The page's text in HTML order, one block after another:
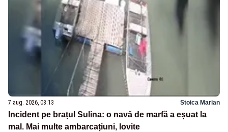
7 aug. 2026, 08:13 Stoica Marian
Incident pe brațul Sulina: o navă de marfă a eșuat la
mal. Mai multe ambarcațiuni, lovite